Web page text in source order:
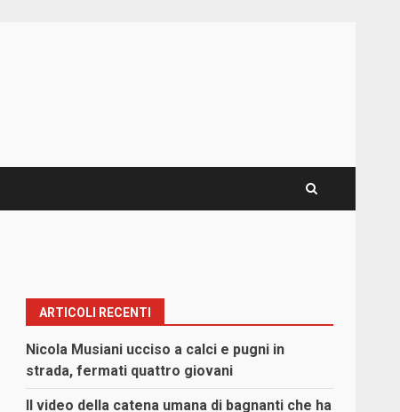
ARTICOLI RECENTI
Nicola Musiani ucciso a calci e pugni in
strada, fermati quattro giovani
Il video della catena umana di bagnanti che ha